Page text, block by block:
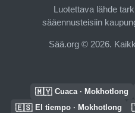
Luotettava lähde
sääennusteisiin
Sää.org © 2026.
🇲🇾 Cuaca · Mokhotlong
🇪🇸 El tiempo · Mokhotlong